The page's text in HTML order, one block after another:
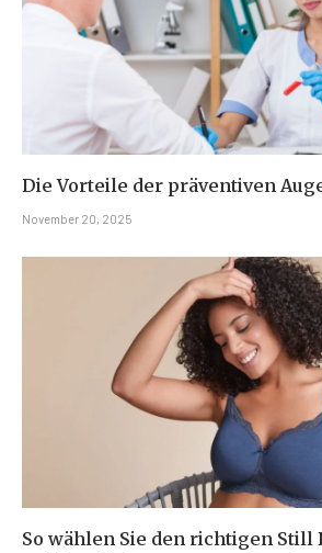
Die Vorteile der präventiven
November 20, 2025
So wählen Sie den richtigen Still